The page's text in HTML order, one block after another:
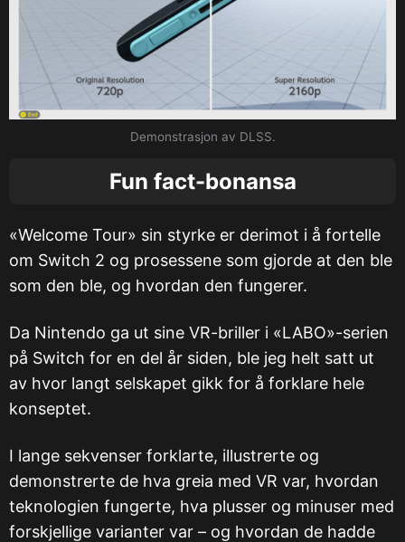
Demonstrasjon av DLSS.
Fun fact-bonansa
«Welcome Tour» sin styrke er derimot i å fortelle
om Switch 2 og prosessene som gjorde at den ble
som den ble, og hvordan den fungerer.
Da Nintendo ga ut sine VR-briller i «LABO»-serien
på Switch for en del år siden, ble jeg helt satt ut
av hvor langt selskapet gikk for å forklare hele
konseptet.
I lange sekvenser forklarte, illustrerte og
demonstrerte de hva greia med VR var, hvordan
teknologien fungerte, hva plusser og minuser med
forskjellige varianter var – og hvordan de hadde